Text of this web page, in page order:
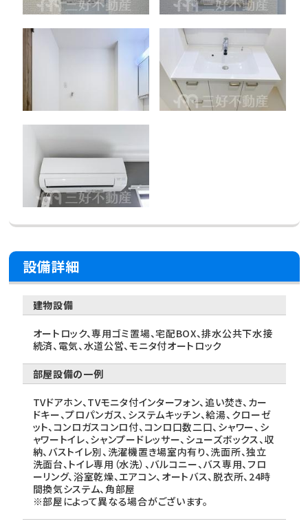
設備詳細
建物設備
オートロック、専用ゴミ置場、宅配BOX、排水公共下水接
続済、電気、水道公営、モニタ付オートロック
部屋設備の一例
TVドアホン、TVモニタ付インターフォン、追い焚き、カー
ドキー、プロパンガス、システムキッチン、給湯、クローゼ
ット、コンロガスコンロ付、コンロ口数二口、シャワー、シ
ャワートイレ、シャンプードレッサー、シューズボックス、収
納、バストイレ別、洗濯機置き場室内有り、洗面所、独立
洗面台、トイレ専用（水洗）、バルコニー、バス専用、フロ
ーリング、浴室乾燥、エアコン、オートバス、脱衣所、24時
間換気システム、角部屋
※部屋によって異なる場合がございます。